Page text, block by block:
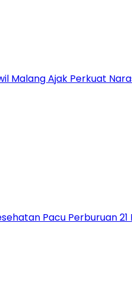
Malang Ajak Perkuat
Pacu Perburuan 21